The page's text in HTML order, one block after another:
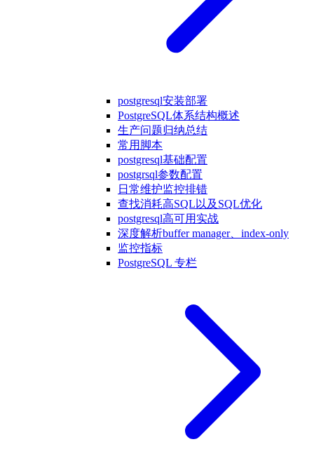
postgresql安装部署
PostgreSQL体系结构概述
生产问题归纳总结
常用脚本
postgresql基础配置
postgrsql参数配置
日常维护监控排错
查找消耗高SQL以及SQL优化
postgresql高可用实战
深度解析buffer manager、index-only
监控指标
PostgreSQL 专栏